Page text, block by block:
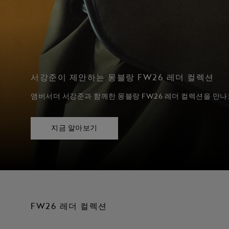
서강준이 제안하는 몽블랑 FW26 레더 컬렉션
앰버서더 서강준과 함께한 몽블랑 FW26 레더 컬렉션을 만나
지금 알아보기
FW26 레더 컬렉션